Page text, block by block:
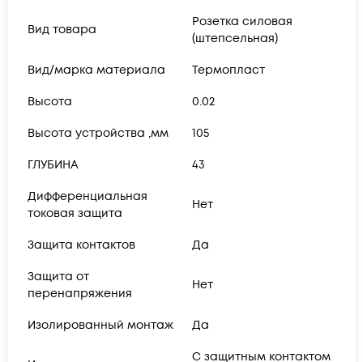
Вид товара
Розетка силовая
(штепсельная)
Вид/марка материала Термопласт
Высота 0.02
Высота устройства ,мм 105
ГЛУБИНА 43
Дифференциальная
токовая защита
Нет
Защита контактов Да
Защита от
перенапряжения
Нет
Изолированный монтаж Да
С защитным контактом